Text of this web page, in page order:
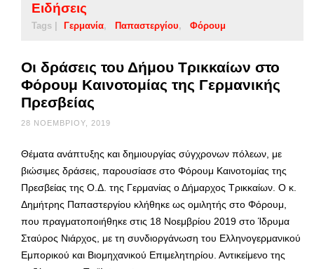
Ειδήσεις
Tags | Γερμανία Παπαστεργίου Φόρουμ
Οι δράσεις του Δήμου Τρικκαίων στο
Φόρουμ Καινοτομίας της Γερμανικής
Πρεσβείας
28 ΝΟΕΜΒΡΊΟΥ, 2019
Θέματα ανάπτυξης και δημιουργίας σύγχρονων πόλεων, με
βιώσιμες δράσεις, παρουσίασε στο Φόρουμ Καινοτομίας της
Πρεσβείας της Ο.Δ. της Γερμανίας ο Δήμαρχος Τρικκαίων. Ο κ.
Δημήτρης Παπαστεργίου κλήθηκε ως ομιλητής στο Φόρουμ,
που πραγματοποιήθηκε στις 18 Νοεμβρίου 2019 στο Ίδρυμα
Σταύρος Νιάρχος, με τη συνδιοργάνωση του Ελληνογερμανικού
Εμπορικού και Βιομηχανικού Επιμελητηρίου. Αντικείμενο της